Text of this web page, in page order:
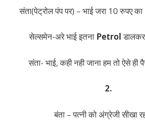
संता(पेट्रोल पंप पर) – भाई जरा 10 रुपए का
सेल्समेन-अरे भाई इतना Petrolडालकर
संता- भाई, कही नही जाना हम तो ऐसे ही
2.
बंता – पत्नी को अंग्रेजी सीखा